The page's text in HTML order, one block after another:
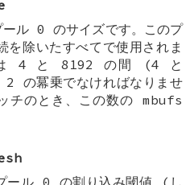
ール 0 のサイズです。このプ
除いたすべてで使用されま
は 4 と 8192 の間 (4 と
の冪乗でなければなりませ
チのとき、この数の mbufs